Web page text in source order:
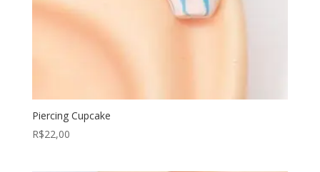
Piercing Cupcake
R$22,00